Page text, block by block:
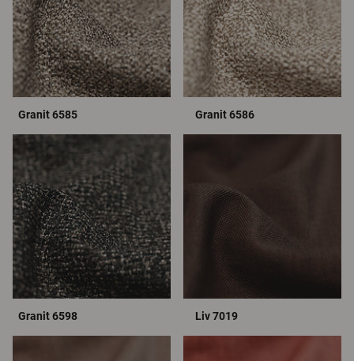
Granit 6585 Granit 6586
Granit 6598 Liv 7019